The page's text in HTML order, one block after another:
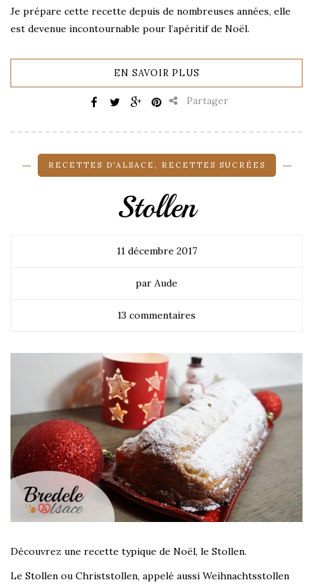
Je prépare cette recette depuis de nombreuses années, elle
est devenue incontournable pour l’apéritif de Noël.
EN SAVOIR PLUS
Partager
RECETTES D'ALSACE , RECETTES SUCRÉES
Stollen
11 décembre 2017
par Aude
13 commentaires
Découvrez une recette typique de Noël, le Stollen.
Le Stollen ou Christstollen, appelé aussi Weihnachtsstollen